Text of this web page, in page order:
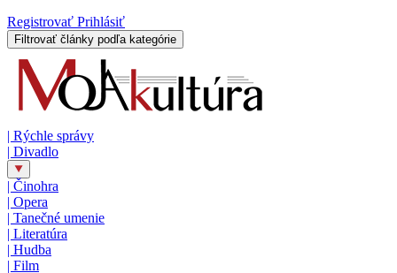
Registrovať Prihlásiť
Filtrovať články podľa kategórie
| Rýchle správy
| Divadlo
| Činohra
| Opera
| Tanečné umenie
| Literatúra
| Hudba
| Film